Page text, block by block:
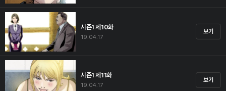
시즌1 제10화
19.04.17
보기
시즌1 제11화
19.04.17
보기